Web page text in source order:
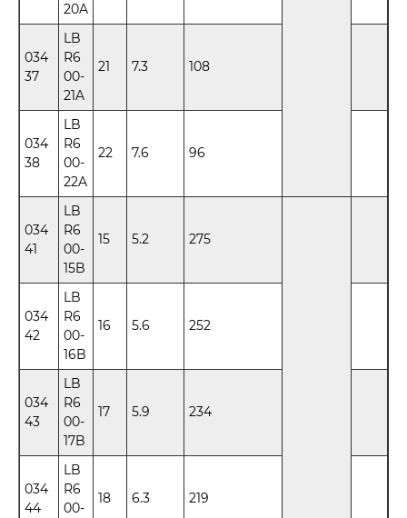
20A
034
37
LB
R6
00-
21A
21 7.3 108
034
38
LB
R6
00-
22A
22 7.6 96
034
41
LB
R6
00-
15B
15 5.2 275
034
42
LB
R6
00-
16B
16 5.6 252
034
43
LB
R6
00-
17B
17 5.9 234
034
44
LB
R6
00-
18 6.3 219